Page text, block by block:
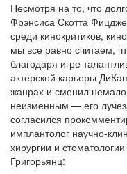
Несмотря на то, что
Фрэнсиса Скотта
среди кинокритиков,
мы все равно считаем,
благодаря игре
актерской карьеры
жанрах и сменил немало
неизменным — его
согласился
имплантолог научно-
хирургии и стоматологии
Григорьянц: